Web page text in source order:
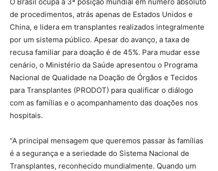
de procedimentos, atrás apenas de Estados Unidos e
China, e lidera em transplantes realizados integralmente
por um sistema público. Apesar do avanço, a taxa de
recusa familiar para doação é de 45%. Para mudar esse
cenário, o Ministério da Saúde apresentou o Programa
Nacional de Qualidade na Doação de Órgãos e Tecidos
para Transplantes (PRODOT) para qualificar o diálogo
com as famílias e o acompanhamento das doações nos
hospitais.
“A principal mensagem que queremos passar às famílias
é a segurança e a seriedade do Sistema Nacional de
Transplantes, reconhecido mundialmente. Quando um